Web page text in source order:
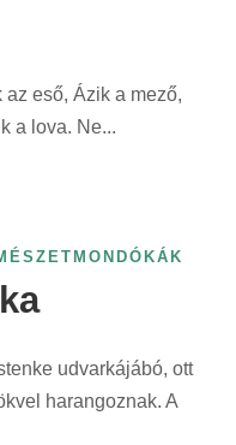
eső, Ázik a mező,
a lova. Ne...
udvarkájábó, ott
harangoznak. A